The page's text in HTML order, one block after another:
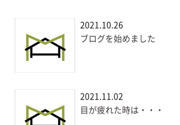
2021.10.26
ブログを始めました
2021.11.02
目が疲れた時は・・・